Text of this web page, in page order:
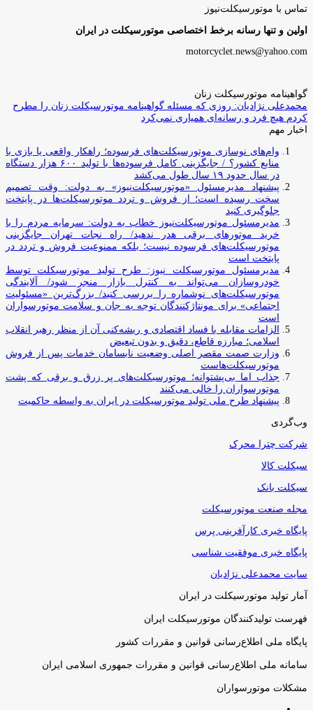
تماس با موتورسیکلت‌نیوز
اولین و تنها رسانه برخط اختصاصی موتورسیکلت در ایران
motorcyclet.news@yahoo.com
گواهینامه موتورسیکلت زنان
محمدعلی نژادیان: روزی که مسئله گواهینامه موتورسیکلت زنان را مطرح
کردم هیچ فرد و رسانه‌ای همیاری نمی‌کرد
اخبار مهم
وام‌های نوسازی موتورسیکلت‌های فرسوده؛ راهکار واقعی یا بازی با
منابع کشور؟ / جایگزینی کامل فرسوده‌ها با تولید ۶۰۰ هزار دستگاه
در سال حدود ۱۹ سال طول می‌کشد
پیشنهاد مدیرمسئول «موتورسیکلت‌نیوز» به دولت: وقت تصمیم
سخت رسیده است؛ از فروش و تردد موتورسیکلت‌ها در پایتخت
جلوگیری کنید
مدیرمسئول موتورسیکلت‌نیوز خطاب به دولت: سرمایه مردم را با
خرید موتورهای برقی هدر ندهید/ راه نجات تهران جایگزینی
موتورسیکلت‌های فرسوده نیست؛ بلکه ممنوعیت فروش و تردد در
پایتخت است
مدیرمسئول موتورسیکلت نیوز: طرح تولید موتورسیکلت توسط
خودروسازان می‌تواند به کنترل بازار منجر شود/ آلایندگی
موتورسیکلت‌های نوشماره را بررسی کنید/ بزرگ‌ترین «مسئولیت
اجتماعی» برای مونتاژکنندگان توجه به جان و سلامت موتورسواران
است
الزامات مقابله با فساد اقتصادی و ریشه‌کنی آن از منظر رهبر انقلاب
اسلامی؛ مبارزه قاطع، دقیق و بدون تبعیض
وزارت صمت مقصر اصلی وضعیت نابسامان خدمات پس از فروش
موتورسیکلت‌هاست
جذاب اما بی‌پشتوانه؛ موتورسیکلت‌های پر زرق‌ و برقی که پشت
موتورسواران را خالی می‌کنند
پیشنهاد طرح ملی تولید موتورسیکلت در ایران به واسطه حاکمیت
وب‌گردی
شرکت چترا محرک
سیکلت کالا
سیکلت بانک
مجله صنعت موتورسیکلت
پایگاه خبری کارآفرینی پرس
پایگاه خبری موفقیت شناسی
سایت محمدعلی نژادیان
آمار تولید موتورسیکلت در ایران
فهرست تولیدکنندگان موتورسیکلت ایران
پایگاه ملی اطلاع‌رسانی قوانین و مقررات کشور
سامانه ملی اطلاع‌رسانی قوانین و مقررات جمهوری اسلامی ایران
مشکلات موتورسواران